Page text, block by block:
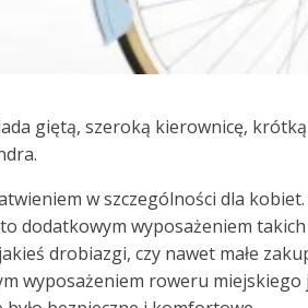
giętą, szeroką kierownicę,
w szczególności dla
dodatkowym wyposażeniem
drobiazgi, czy nawet małe
wyposażeniem roweru